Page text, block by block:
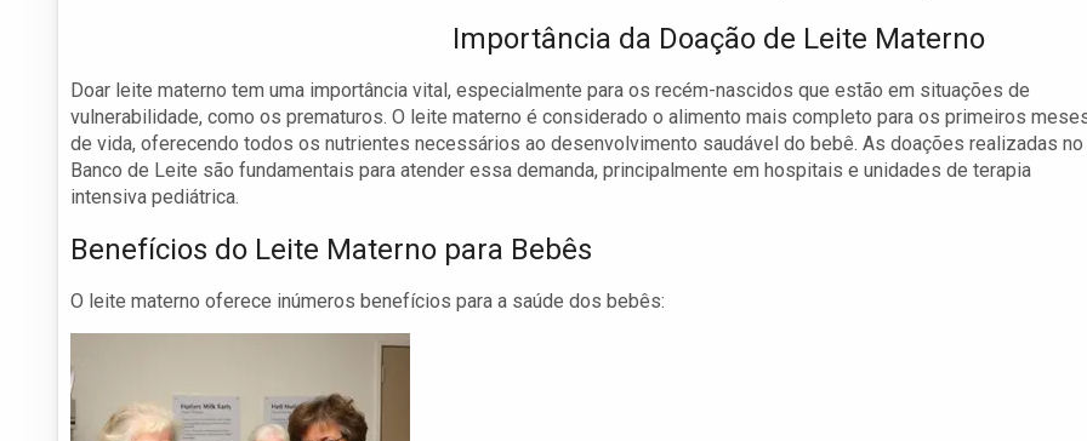
Importância da Doação de Leite Materno
Doar leite materno tem uma importância vital, especialmente para os recém-nascidos que estão em situações de
vulnerabilidade, como os prematuros. O leite materno é considerado o alimento mais completo para os primeiros
de vida, oferecendo todos os nutrientes necessários ao desenvolvimento saudável do bebê. As doações realizadas no
Banco de Leite são fundamentais para atender essa demanda, principalmente em hospitais e unidades de terapia
intensiva pediátrica.
Benefícios do Leite Materno para Bebês
O leite materno oferece inúmeros benefícios para a saúde dos bebês: